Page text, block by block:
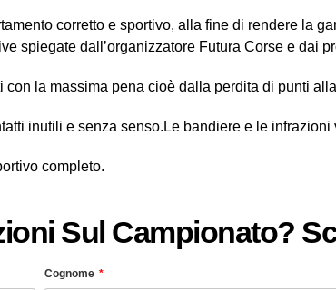
corretto e sportivo, alla fine di rendere la
spiegate dall’organizzatore Futura Corse e dai
la massima pena cioè dalla perdita di punti
inutili e senza senso.Le bandiere e le
completo.
Sul Campionato?
Cognome